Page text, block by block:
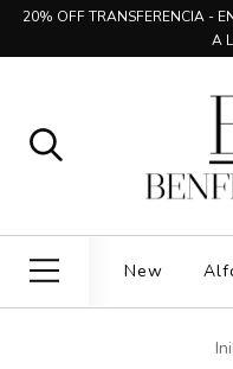
20% OFF TRANSFERENCIA -
A
New